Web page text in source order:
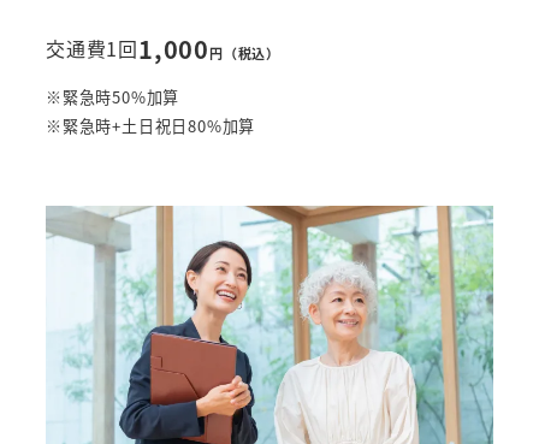
交通費1回1,000円（税込）
※緊急時50%加算
※緊急時+土日祝日80%加算